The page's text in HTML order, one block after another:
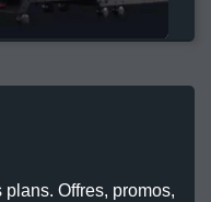
plans. Offres, promos,